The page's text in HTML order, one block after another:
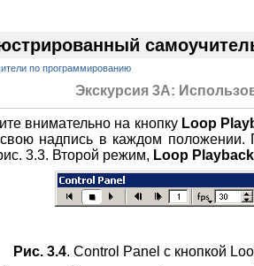
по программированию
Экскурсия 3А:
внимательно на кнопку Loop
надпись в каждом положении.
3.3. Второй режим, Loop Playback
Рис. 3.4. Control Panel с кнопкой